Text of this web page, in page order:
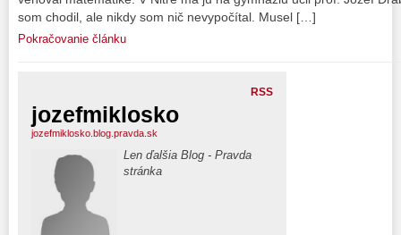
som chodil, ale nikdy som nič nevypočítal. Musel […]
Pokračovanie článku
RSS
jozefmiklosko
jozefmiklosko.blog.pravda.sk
Len ďalšia Blog - Pravda
stránka